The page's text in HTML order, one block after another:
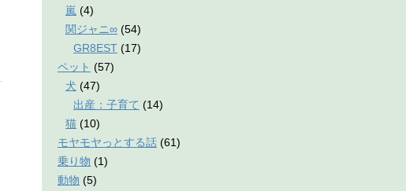
嵐 (4)
関ジャニ∞ (54)
GR8EST (17)
ペット (57)
犬 (47)
出産：子育て (14)
猫 (10)
モヤモヤっとする話 (61)
乗り物 (1)
動物 (5)